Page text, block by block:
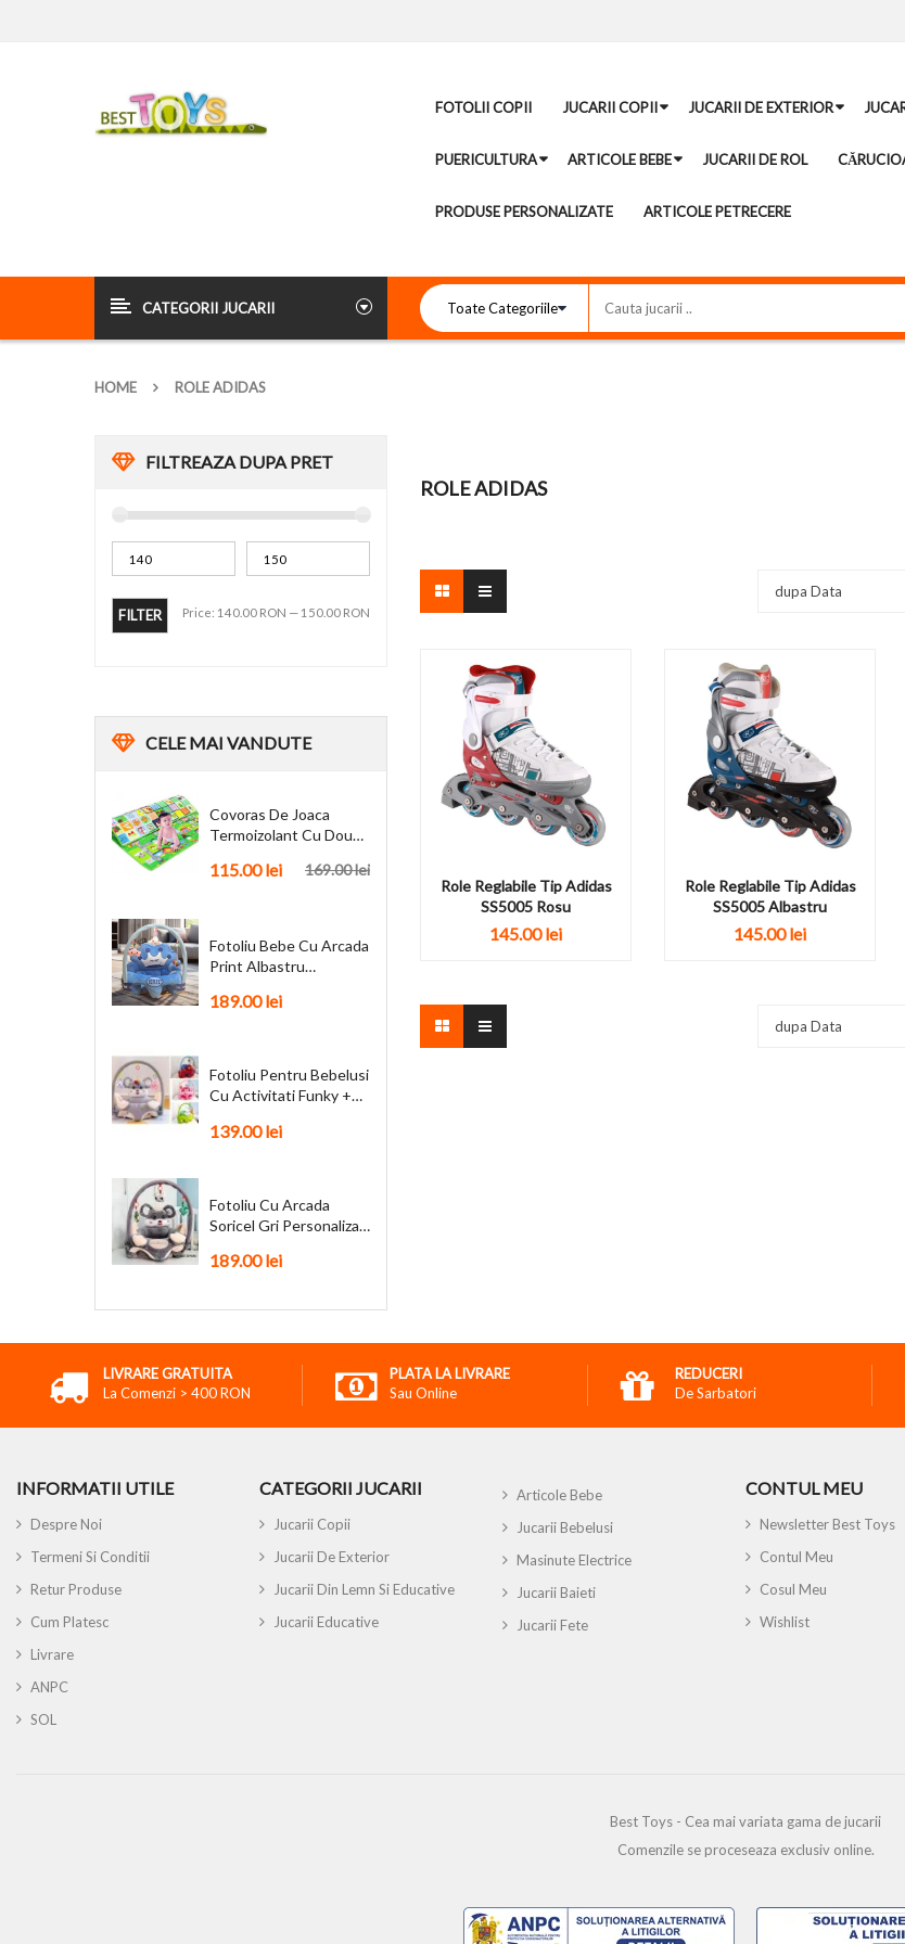
FOTOLII COPII JUCARII COPII JUCARII DE EXTERIOR
PUERICULTURA ARTICOLE BEBE JUCARII DE ROL
PRODUSE PERSONALIZATE ARTICOLE PETRECERE
CATEGORII JUCARII
HOME ROLE ADIDAS
FILTREAZA DUPA PRET
FILTER Price: 140.00 RON — 150.00 RON
CELEMAI VANDUTE
Covoras De Joaca
Termoizolant Cu Doua
169.00 lei
115.00 lei
Fotoliu Bebe Cu Arcada
Print Albastru
189.00 lei
Fotoliu Pentru Bebelusi
Cu Activitati Funky +
139.00 lei
Fotoliu Cu Arcada
Soricel Gri Personalizat
189.00 lei
ROLE ADIDAS
dupa Data
Role Reglabile Tip Adidas
SS5005 Rosu
145.00 lei
Role Reglabile Tip Adidas
SS5005 Albastru
145.00 lei
dupa Data
LIVRARE GRATUITA
La Comenzi > 400 RON
PLATA LA LIVRARE
Sau Online
REDUCERI
De Sarbatori
INFORMATII UTILE
Despre Noi
Termeni Si Conditii
Retur Produse
Cum Platesc
Livrare
ANPC
SOL
CATEGORII JUCARII
Jucarii Copii
Jucarii De Exterior
Jucarii Din Lemn Si Educative
Jucarii Educative
Articole Bebe
Jucarii Bebelusi
Masinute Electrice
Jucarii Baieti
Jucarii Fete
CONTUL MEU
Newsletter Best Toys
Contul Meu
Cosul Meu
Wishlist
Best Toys - Cea mai variata gama de jucarii
Comenzile se proceseaza exclusiv online.